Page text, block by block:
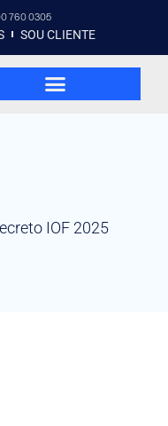
760 0305
SOU CLIENTE
IOF 2025